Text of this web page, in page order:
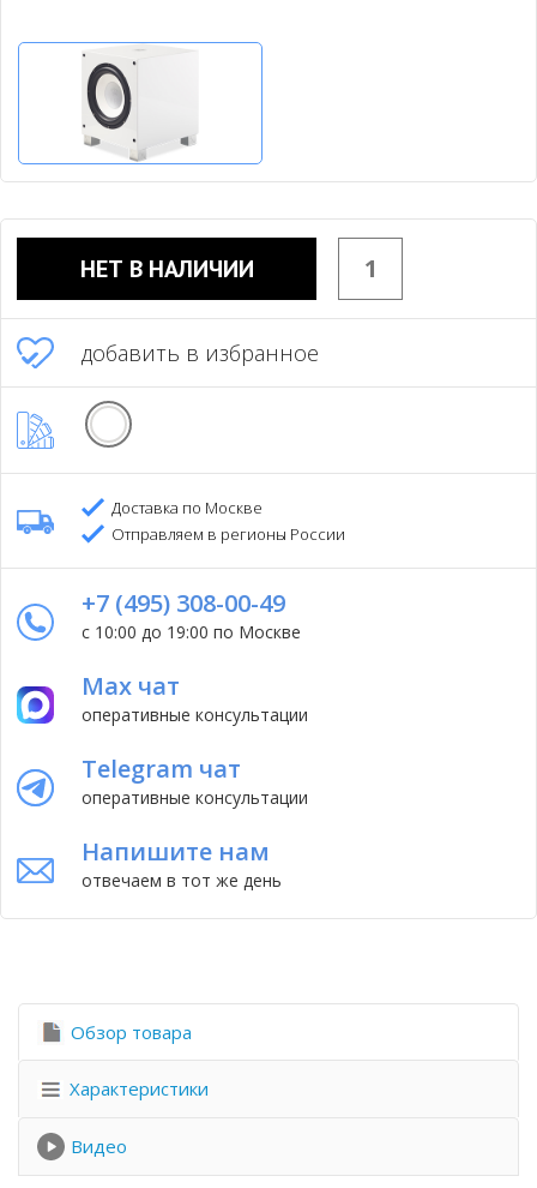
НЕТ В НАЛИЧИИ
добавить в избранное
Доставка по Москве
Отправляем в регионы России
+7 (495) 308-00-49
с 10:00 до 19:00 по Москве
Max чат
оперативные консультации
Telegram чат
оперативные консультации
Напишите нам
отвечаем в тот же день
Обзор товара
Характеристики
Видео